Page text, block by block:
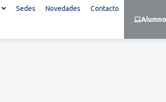
Sedes Novedades
Contacto